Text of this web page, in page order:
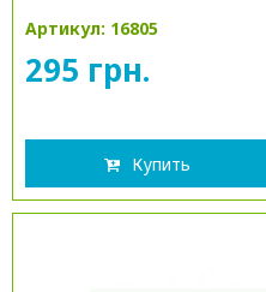
Артикул: 16805
295 грн.
Купить